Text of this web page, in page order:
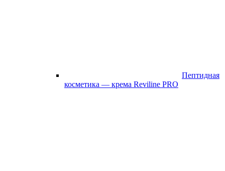
Пептидная
косметика — крема Reviline PRO